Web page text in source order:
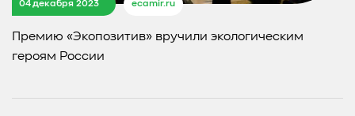
04 декабря 2023 ecamir.ru
Премию «Экопозитив» вручили экологическим
героям России